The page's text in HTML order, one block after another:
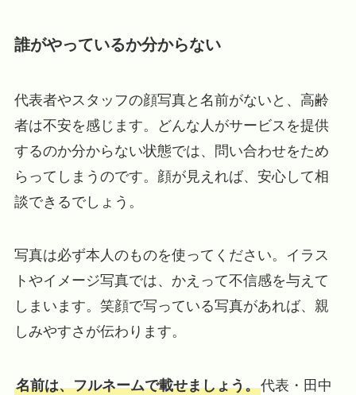
誰がやっているか分からない
代表者やスタッフの顔写真と名前がないと、高齢
者は不安を感じます。どんな人がサービスを提供
するのか分からない状態では、問い合わせをため
らってしまうのです。顔が見えれば、安心して相
談できるでしょう。
写真は必ず本人のものを使ってください。イラス
トやイメージ写真では、かえって不信感を与えて
しまいます。笑顔で写っている写真があれば、親
しみやすさが伝わります。
名前は、フルネームで載せましょう。代表・田中